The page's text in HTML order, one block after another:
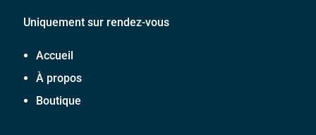
Uniquement sur rendez-vous
Accueil
À propos
Boutique